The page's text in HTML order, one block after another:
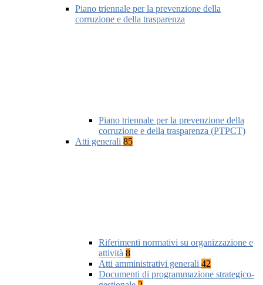
Piano triennale per la prevenzione della
corruzione e della trasparenza
Piano triennale per la prevenzione della
corruzione e della trasparenza (PTPCT)
Atti generali 85
Riferimenti normativi su organizzazione e
attività 8
Atti amministrativi generali 42
Documenti di programmazione strategico-